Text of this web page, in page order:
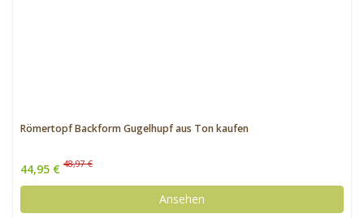
Römertopf Backform Gugelhupf aus Ton kaufen
44,95 € 48,97 €
Ansehen